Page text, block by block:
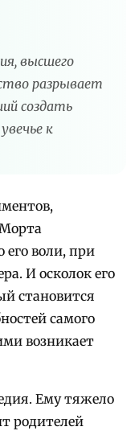
высшего
разрывает
создать
к
его воли, при
И осколок его
становится
самого
возникает
Ему тяжело
родителей